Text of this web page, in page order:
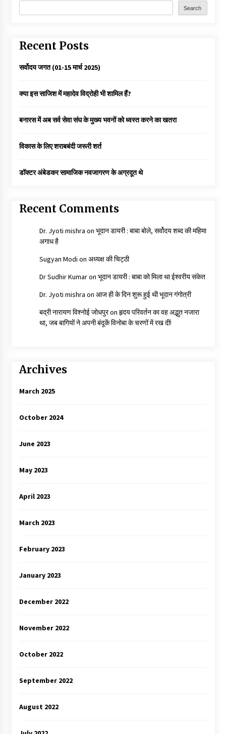
Search
Recent Posts
सर्वोदय जगत (01-15 मार्च 2025)
क्या इस साजिश में महादेव विद्रोही भी शामिल हैं?
बनारस में अब सर्व सेवा संघ के मुख्य भवनों को ध्वस्त करने का खतरा
विकास के लिए शराबबंदी जरूरी शर्त
डॉक्टर अंबेडकर सामाजिक नवजागरण के अग्रदूत थे
Recent Comments
Dr. Jyoti mishra on भूदान डायरी : बाबा बोले, सर्वोदय शब्द की महिमा
अगाध है
Sugyan Modi on अध्यक्ष की चिट्ठी
Dr Sudhir Kumaron भूदान डायरी : बाबा को मिला था ईश्वरीय संकेत
Dr. Jyoti mishra on आज ही के दिन शुरू हुई थी भूदान गंगोत्री
बद्री नारायण विश्नोई जोधपुरon हृदय परिवर्तन का वह अद्भुत नजारा
था, जब बागियों ने अपनी बंदूकें विनोबा के चरणों में रख दीं!
Archives
March 2025
October 2024
June 2023
May 2023
April 2023
March 2023
February 2023
January 2023
December 2022
November 2022
October 2022
September 2022
August 2022